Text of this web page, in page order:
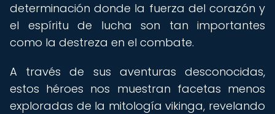
determinación donde la fuerza del corazón y
el espíritu de lucha son tan importantes
como la destreza en el combate.
A través de sus aventuras desconocidas,
estos héroes nos muestran facetas menos
exploradas de la mitología vikinga, revelando